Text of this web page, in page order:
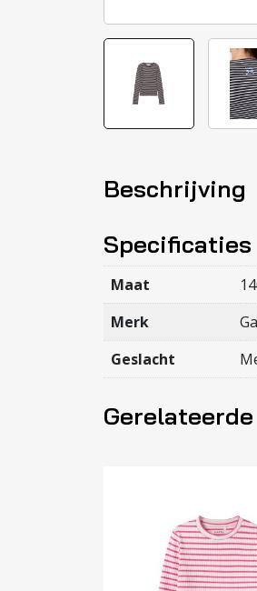
Beschrijving
Specificaties
Maat
Merk
Geslacht